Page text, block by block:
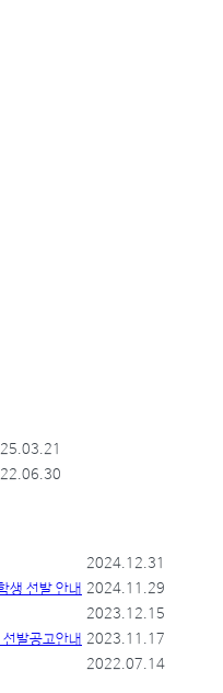
2024.12.31
생 선발 안내 2024.11.29
2023.12.15
발공고안내 2023.11.17
2022.07.14